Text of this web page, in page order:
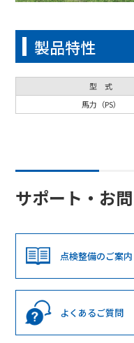
製品特性
型 式
馬力（PS）
サポート・お
点検整備のご案内
よくあるご質問